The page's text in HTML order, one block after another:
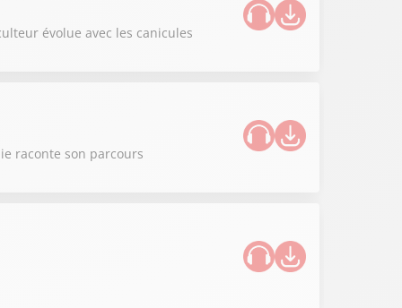
évolue avec les canicules
raconte son parcours